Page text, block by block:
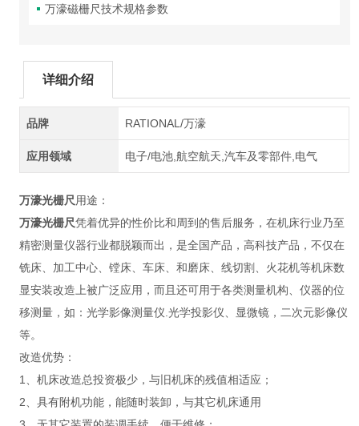
万濠磁栅尺技术规格参数
详细介绍
品牌 RATIONAL/万濠
应用领域 电子/电池,航空航天,汽车及零部件,电气
万濠光栅尺用途：
万濠光栅尺凭着优异的性价比和周到的售后服务，在机床行业乃至
精密测量仪器行业都脱颖而出，是全国产品，高科技产品，不仅在
铣床、加工中心、镗床、车床、和磨床、线切割、火花机等机床数
显安装改造上被广泛应用，而且还可用于各类测量机构、仪器的位
移测量，如：光学影像测量仪.光学投影仪、显微镜，二次元影像仪
等。
改造优势：
1、机床改造总投资极少，与旧机床的残值相适应；
2、具有附机功能，能随时装卸，与其它机床通用